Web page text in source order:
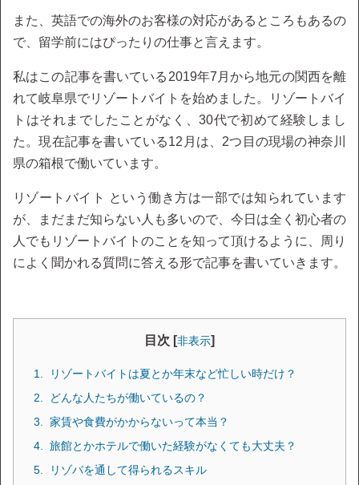
また、英語での海外のお客様の対応があるところもあるの
で、留学前にはぴったりの仕事と言えます。
私はこの記事を書いている2019年7月から地元の関西を離
れて岐阜県でリゾートバイトを始めました。リゾートバイ
トはそれまでしたことがなく、30代で初めて経験しまし
た。現在記事を書いている12月は、2つ目の現場の神奈川
県の箱根で働いています。
リゾートバイト という働き方は一部では知られています
が、まだまだ知らない人も多いので、今日は全く初心者の
人でもリゾートバイトのことを知って頂けるように、周り
によく聞かれる質問に答える形で記事を書いていきます。
目次 [非表示]
リゾートバイトは夏とか年末など忙しい時だけ？
どんな人たちが働いているの？
家賃や食費がかからないって本当？
旅館とかホテルで働いた経験がなくても大丈夫？
リゾバを通して得られるスキル